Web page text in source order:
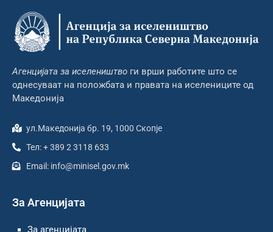
Агенцијата за иселеништво ги врши работите што се
однесуваат на положбата и правата на иселениците од
Македонија
ул.Македонија бр. 19, 1000 Скопје
Тел: + 389 2 3118 633
Email: info@minisel.gov.mk
За Агенцијата
За агенцијата